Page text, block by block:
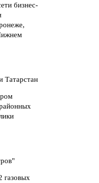
бизнес-
Татарстан
газовых